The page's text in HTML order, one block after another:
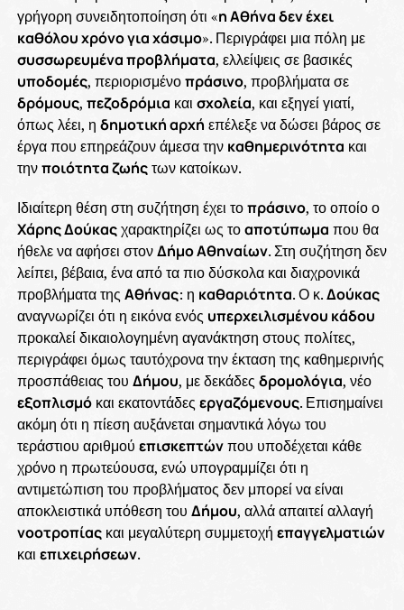
γρήγορη συνειδητοποίηση ότι «η Αθήνα δεν έχει
καθόλου χρόνο για χάσιμο». Περιγράφει μια πόλη με
συσσωρευμένα προβλήματα, ελλείψεις σε βασικές
υποδομές, περιορισμένοπράσινο, προβλήματα σε
δρόμους, πεζοδρόμια και σχολεία, και εξηγεί γιατί,
όπως λέει, η δημοτική αρχή επέλεξε να δώσει βάρος σε
έργα που επηρεάζουν άμεσα την καθημερινότητα και
τηνποιότητα ζωήςτων κατοίκων.
Ιδιαίτερη θέση στη συζήτηση έχει τοπράσινο, το οποίο ο
Χάρης Δούκαςχαρακτηρίζει ως τοαποτύπωμα που θα
ήθελε να αφήσει στονΔήμο Αθηναίων. Στη συζήτηση δεν
λείπει, βέβαια, ένα από τα πιο δύσκολα και διαχρονικά
προβλήματα της Αθήνας: η καθαριότητα. Ο κ.Δούκας
αναγνωρίζει ότι η εικόνα ενός υπερχειλισμένου κάδου
προκαλεί δικαιολογημένη αγανάκτηση στους πολίτες,
περιγράφει όμως ταυτόχρονα την έκταση της καθημερινής
προσπάθειας του Δήμου, με δεκάδες δρομολόγια, νέο
εξοπλισμόκαι εκατοντάδες εργαζόμενους. Επισημαίνει
ακόμη ότι η πίεση αυξάνεται σημαντικά λόγω του
τεράστιου αριθμού επισκεπτώνπου υποδέχεται κάθε
χρόνο η πρωτεύουσα, ενώ υπογραμμίζει ότι η
αντιμετώπιση του προβλήματος δεν μπορεί να είναι
αποκλειστικά υπόθεση του Δήμου, αλλά απαιτεί αλλαγή
νοοτροπίαςκαι μεγαλύτερη συμμετοχή επαγγελματιών
και επιχειρήσεων.